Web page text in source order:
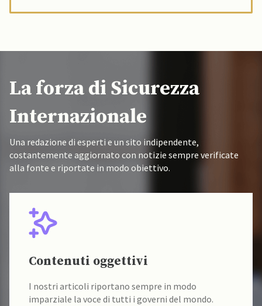
La forza di Sicurezza
Internazionale
Una redazione di esperti e un sito indipendente,
costantemente aggiornato con notizie sempre verificate
alla fonte e riportate in modo obiettivo.
Contenuti oggettivi
I nostri articoli riportano sempre in modo
imparziale la voce di tutti i governi del mondo.